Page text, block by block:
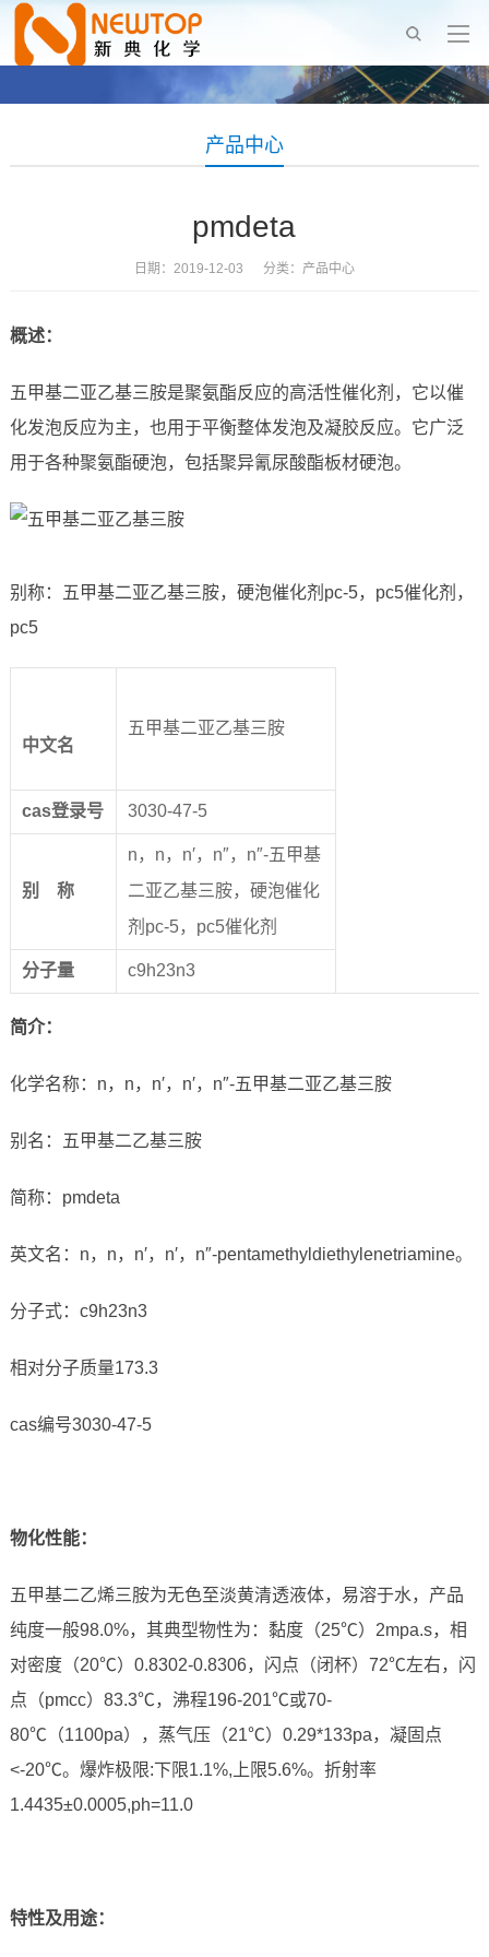
产品中心
pmdeta
日期：2019-12-03 分类： 产品中心
概述：
五甲基二亚乙基三胺是聚氨酯反应的高活性催化剂，它以催
化发泡反应为主，也用于平衡整体发泡及凝胶反应。它广泛
用于各种聚氨酯硬泡，包括聚异氰尿酸酯板材硬泡。
别称：五甲基二亚乙基三胺，硬泡催化剂pc-5，pc5催化剂，
pc5
中文名
五甲基二亚乙基三胺
cas登录号 3030-47-5
别 称
n，n，n′，n″，n″-五甲基
二亚乙基三胺，硬泡催化
剂pc-5，pc5催化剂
分子量 c9h23n3
简介：
化学名称：n，n，n′，n′，n″-五甲基二亚乙基三胺
别名：五甲基二乙基三胺
简称：pmdeta
英文名：n，n，n′，n′，n″-pentamethyldiethylenetriamine。
分子式：c9h23n3
相对分子质量173.3
cas编号3030-47-5
物化性能：
五甲基二乙烯三胺为无色至淡黄清透液体，易溶于水，产品
纯度一般98.0%，其典型物性为：黏度（25℃）2mpa.s，相
对密度（20℃）0.8302-0.8306，闪点（闭杯）72℃左右，闪
点（pmcc）83.3℃，沸程196-201℃或70-
80℃（1100pa），蒸气压（21℃）0.29*133pa，凝固点
<-20℃。爆炸极限:下限1.1%,上限5.6%。折射率
1.4435±0.0005,ph=11.0
特性及用途：